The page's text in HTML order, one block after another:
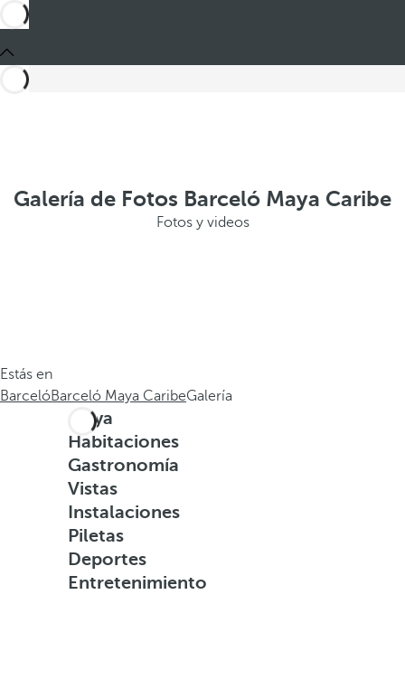
Galería de Fotos Barceló Maya Caribe
Fotos y videos
Estás en
BarcelóBarceló Maya CaribeGalería
Playa
Habitaciones
Gastronomía
Vistas
Instalaciones
Piletas
Deportes
Entretenimiento